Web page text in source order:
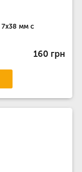
7х38 мм с
160 грн